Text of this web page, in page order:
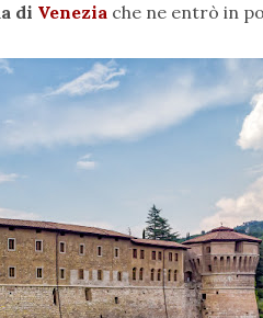
di Venezia che ne entrò in